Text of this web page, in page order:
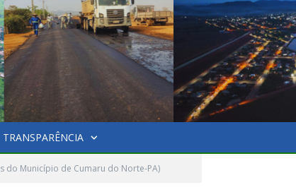
TRANSPARÊNCIA
do Município de Cumaru do Norte-PA)